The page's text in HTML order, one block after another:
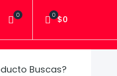
0 0 $0
Buscas?